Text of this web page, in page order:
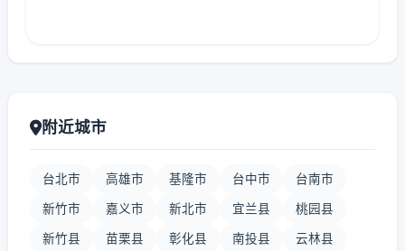
附近城市
台北市 高雄市 基隆市 台中市 台南市
新竹市 嘉义市 新北市 宜兰县 桃园县
新竹县 苗栗县 彰化县 南投县 云林县